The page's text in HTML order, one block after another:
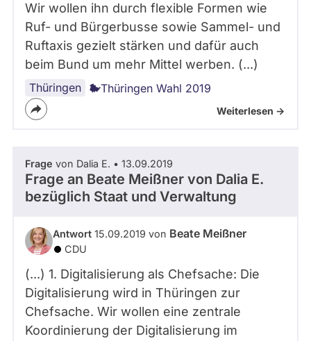
Wir wollen ihn durch flexible Formen wie
Ruf- und Bürgerbusse sowie Sammel- und
Ruftaxis gezielt stärken und dafür auch
beim Bund um mehr Mittel werben. (...)
Thüringen Thüringen Wahl 2019
Weiterlesen ->
Frage von Dalia E. • 13.09.2019
Frage an Beate Meißner von Dalia E.
bezüglich Staat und Verwaltung
Antwort 15.09.2019 von Beate Meißner
CDU
(...) 1. Digitalisierung als Chefsache: Die
Digitalisierung wird in Thüringen zur
Chefsache. Wir wollen eine zentrale
Koordinierung der Digitalisierung im